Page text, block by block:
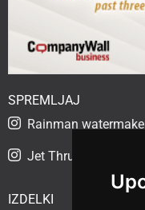
SPREMLJAJ
Rainman
Jet Thruster Adriatic
IZDELKI